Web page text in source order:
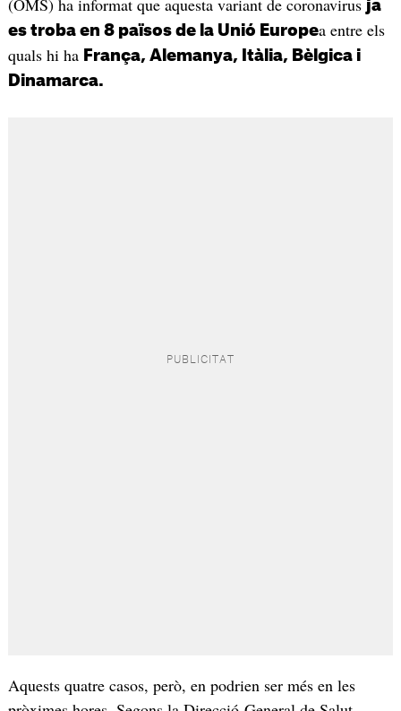
(OMS) ha informat que aquesta variant de coronavirus ja
es troba en 8 països de la Unió Europea entre els
quals hi ha França, Alemanya, Itàlia, Bèlgica i
Dinamarca.
Aquests quatre casos, però, en podrien ser més en les